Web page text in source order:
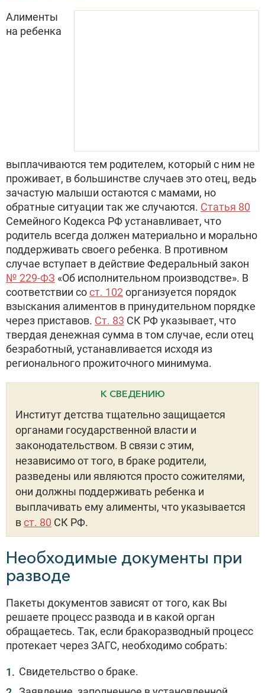
Алименты
на ребенка
выплачиваются тем родителем, который с ним не
проживает, в большинстве случаев это отец, ведь
зачастую малыши остаются с мамами, но
обратные ситуации так же случаются. Статья 80
Семейного Кодекса РФ устанавливает, что
родитель всегда должен материально и морально
поддерживать своего ребенка. В противном
случае вступает в действие Федеральный закон
№ 229-ФЗ «Об исполнительном производстве». В
соответствии сост. 102организуется порядок
взыскания алиментов в принудительном порядке
через приставов. Ст. 83 СК РФ указывает, что
твердая денежная сумма в том случае, если отец
безработный, устанавливается исходя из
регионального прожиточного минимума.
К СВЕДЕНИЮ
Институт детства тщательно защищается
органами государственной власти и
законодательством. В связи с этим,
независимо от того, в браке родители,
разведены или являются просто сожителями,
они должны поддерживать ребенка и
выплачивать ему алименты, что указывается
вст. 80 СК РФ.
Необходимые документы при
разводе
Пакеты документов зависят от того, как Вы
решаете процесс развода и в какой орган
обращаетесь. Так, если бракоразводный процесс
протекает через ЗАГС, необходимо собрать:
Свидетельство о браке.